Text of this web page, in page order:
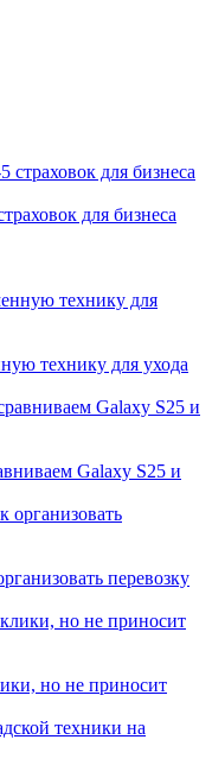
для бизнеса
технику для ухода
Galaxy S25 и
перевозку
но не приносит